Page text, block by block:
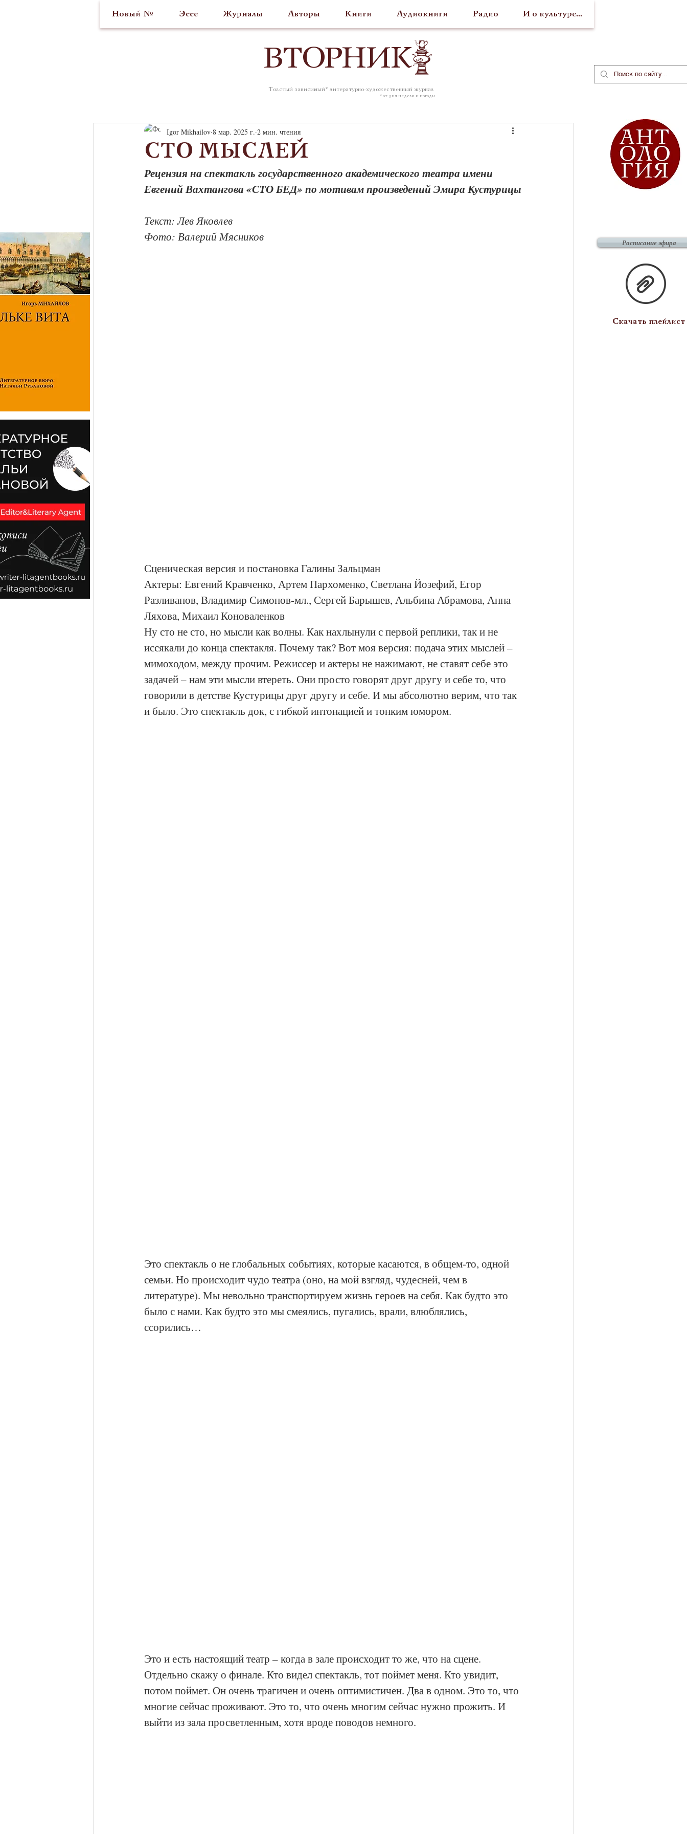
Новый № Эссе Журналы Авторы Книги Аудиокниги Радио И о культуре...
ВТОРНИК
Толстый зависимый* литературно-художественный журнал
* от дня недели и погоды
СТО МЫСЛЕЙ
Igor Mikhailov 8 мар. 2025 г. 2 мин. чтения
Рецензия на спектакль государственного академического театра имени
Евгений Вахтангова «СТО БЕД» по мотивам произведений Эмира Кустурицы
Текст: Лев Яковлев
Фото: Валерий Мясников
Сценическая версия и постановка Галины Зальцман
Актеры: Евгений Кравченко, Артем Пархоменко, Светлана Йозефий, Егор
Разливанов, Владимир Симонов-мл., Сергей Барышев, Альбина Абрамова, Анна
Ляхова, Михаил Коноваленков
Ну сто не сто, но мысли как волны. Как нахлынули с первой реплики, так и не
иссякали до конца спектакля. Почему так? Вот моя версия: подача этих мыслей –
мимоходом, между прочим. Режиссер и актеры не нажимают, не ставят себе это
задачей – нам эти мысли втереть. Они просто говорят друг другу и себе то, что
говорили в детстве Кустурицы друг другу и себе. И мы абсолютно верим, что так
и было. Это спектакль док, с гибкой интонацией и тонким юмором.
Это спектакль о не глобальных событиях, которые касаются, в общем-то, одной
семьи. Но происходит чудо театра (оно, на мой взгляд, чудесней, чем в
литературе). Мы невольно транспортируем жизнь героев на себя. Как будто это
было с нами. Как будто это мы смеялись, пугались, врали, влюблялись,
ссорились…
Это и есть настоящий театр – когда в зале происходит то же, что на сцене.
Отдельно скажу о финале. Кто видел спектакль, тот поймет меня. Кто увидит,
потом поймет. Он очень трагичен и очень оптимистичен. Два в одном. Это то, что
многие сейчас проживают. Это то, что очень многим сейчас нужно прожить. И
выйти из зала просветленным, хотя вроде поводов немного.
Расписание эфира
Скачать плейлист